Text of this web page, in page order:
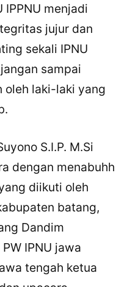
IPPNU menjadi
jujur dan
sekali IPNU
sampai
oleh laki-laki yang
S.I.P. M.Si
dengan menabuhh
diikuti oleh
batang,
Dandim
IPNU jawa
tengah ketua